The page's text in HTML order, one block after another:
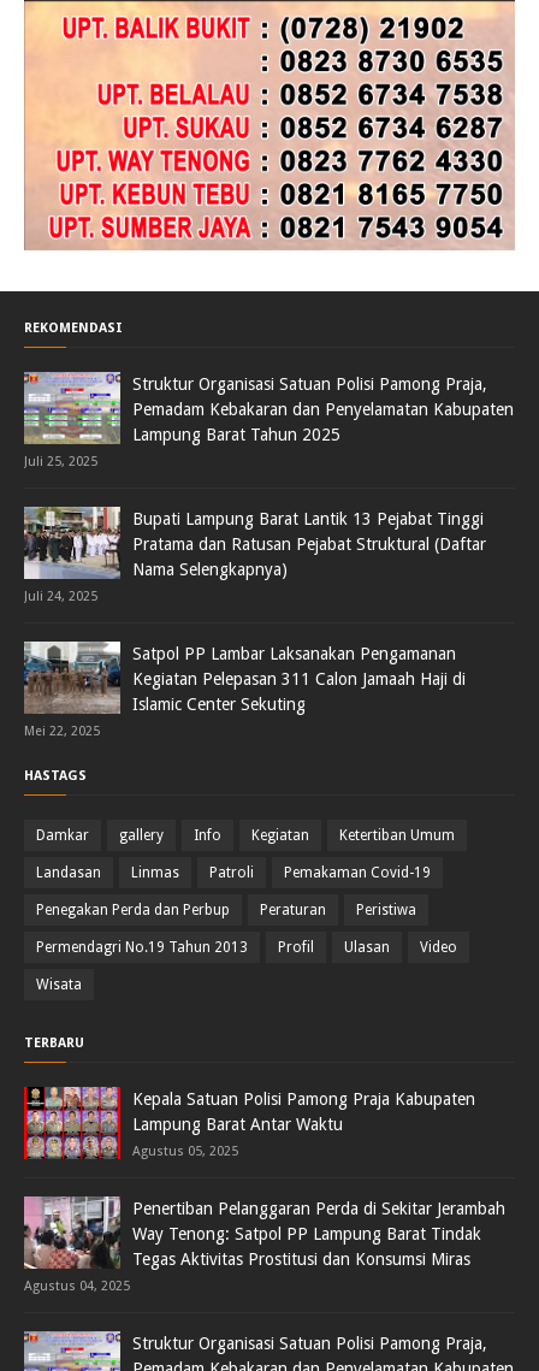
REKOMENDASI
Struktur Organisasi Satuan Polisi Pamong Praja,
Pemadam Kebakaran dan Penyelamatan Kabupaten
Lampung Barat Tahun 2025
Juli 25, 2025
Bupati Lampung Barat Lantik 13 Pejabat Tinggi
Pratama dan Ratusan Pejabat Struktural (Daftar
Nama Selengkapnya)
Juli 24, 2025
Satpol PP Lambar Laksanakan Pengamanan
Kegiatan Pelepasan 311 Calon Jamaah Haji di
Islamic Center Sekuting
Mei 22, 2025
HASTAGS
Damkar gallery Info Kegiatan Ketertiban Umum
Landasan Linmas Patroli Pemakaman Covid-19
Penegakan Perda dan Perbup Peraturan Peristiwa
Permendagri No.19 Tahun 2013 Profil Ulasan Video
Wisata
TERBARU
Kepala Satuan Polisi Pamong Praja Kabupaten
Lampung Barat Antar Waktu
Agustus 05, 2025
Penertiban Pelanggaran Perda di Sekitar Jerambah
Way Tenong: Satpol PP Lampung Barat Tindak
Tegas Aktivitas Prostitusi dan Konsumsi Miras
Agustus 04, 2025
Struktur Organisasi Satuan Polisi Pamong Praja,